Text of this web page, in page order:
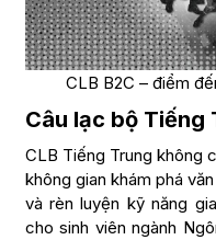
CLB B2C – điểm
Câu lạc bộ Tiếng
CLB Tiếng Trung không
không gian khám phá
và rèn luyện kỹ năng
cho sinh viên ngành